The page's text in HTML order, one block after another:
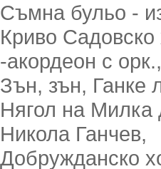
Съмна бульо -
Криво
-акордеон с орк.,
Зън, зън, Ганке
Нягол на Милка
Никола Ганчев,
Добружданско